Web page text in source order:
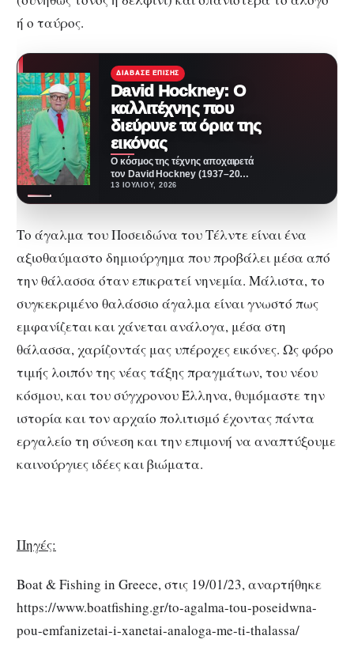
ή ο ταύρος.
ΔΙΆΒΑΣΕ ΕΠΊΣΗΣ
David Hockney: Ο
καλλιτέχνης που
διεύρυνε τα όρια της
εικόνας
Ο κόσμος της τέχνης αποχαιρετά
τον David Hockney (1937–2026)
Ο κόσμος της τέχνης θρηνεί την
13 ΙΟΥΛΊΟΥ, 2026
Το άγαλμα του Ποσειδώνα του Τέλντε είναι ένα
αξιοθαύμαστο δημιούργημα που προβάλει μέσα από
την θάλασσα όταν επικρατεί νηνεμία. Μάλιστα, το
συγκεκριμένο θαλάσσιο άγαλμα είναι γνωστό πως
εμφανίζεται και χάνεται ανάλογα, μέσα στη
θάλασσα, χαρίζοντάς μας υπέροχες εικόνες. Ως φόρο
τιμής λοιπόν της νέας τάξης πραγμάτων, του νέου
κόσμου, και του σύγχρονου Έλληνα, θυμόμαστε την
ιστορία και τον αρχαίο πολιτισμό έχοντας πάντα
εργαλείο τη σύνεση και την επιμονή να αναπτύξουμε
καινούργιες ιδέες και βιώματα.
Πηγές:
Boat & Fishing in Greece, στις 19/01/23, αναρτήθηκε
https://www.boatfishing.gr/to-agalma-tou-poseidwna-
pou-emfanizetai-i-xanetai-analoga-me-ti-thalassa/